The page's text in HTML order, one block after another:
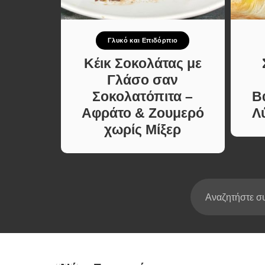
Σούπες
Συνταγές
Γλυκό και Επιδόρπιο
Κέικ Σοκολάτας με
Γλάσο σαν
Σοκολατόπιτα –
Αφράτο & Ζουμερό
χωρίς Μίξερ